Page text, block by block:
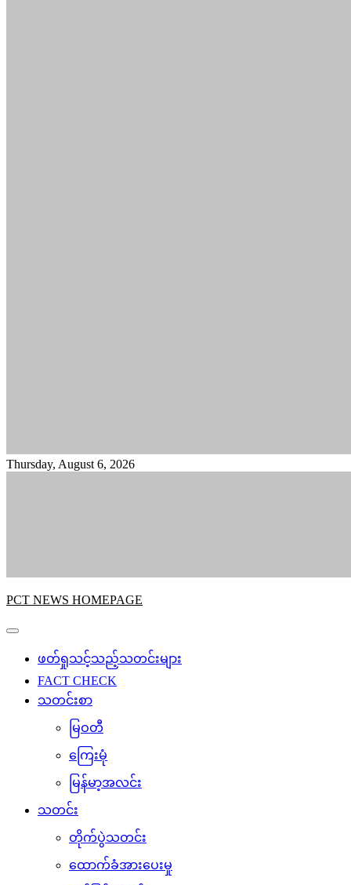
Thursday, August 6, 2026
PCT NEWS HOMEPAGE
ဖတ်ရှုသင့်သည့်သတင်းများ
FACT CHECK
သတင်းစာ
မြဝတီ
ကြေးမုံ
မြန်မာ့အလင်း
သတင်း
တိုက်ပွဲသတင်း
ထောက်ခံအားပေးမှု